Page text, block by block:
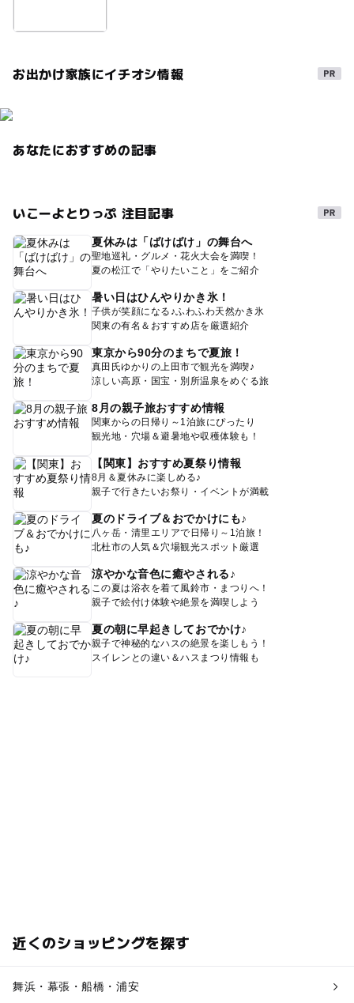
お出かけ家族にイチオシ情報
あなたにおすすめの記事
いこーよとりっぷ 注目記事
夏休みは「ばけばけ」の舞台へ
聖地巡礼・グルメ・花火大会を満喫！
夏の松江で「やりたいこと」をご紹介
暑い日はひんやりかき氷！
子供が笑顔になる♪ふわふわ天然かき氷
関東の有名＆おすすめ店を厳選紹介
東京から90分のまちで夏旅！
真田氏ゆかりの上田市で観光を満喫♪
涼しい高原・国宝・別所温泉をめぐる旅
8月の親子旅おすすめ情報
関東からの日帰り～1泊旅にぴったり
観光地・穴場＆避暑地や収穫体験も！
【関東】おすすめ夏祭り情報
8月＆夏休みに楽しめる♪
親子で行きたいお祭り・イベントが満載
夏のドライブ＆おでかけにも♪
八ヶ岳・清里エリアで日帰り～1泊旅！
北杜市の人気＆穴場観光スポット厳選
涼やかな音色に癒やされる♪
この夏は浴衣を着て風鈴市・まつりへ！
親子で絵付け体験や絶景を満喫しよう
夏の朝に早起きしておでかけ♪
親子で神秘的なハスの絶景を楽しもう！
スイレンとの違い＆ハスまつり情報も
近くのショッピングを探す
舞浜・幕張・船橋・浦安